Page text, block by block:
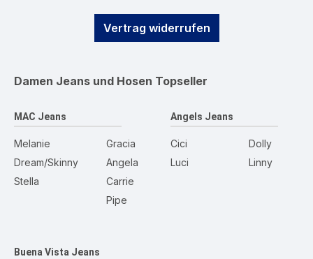
Vertrag widerrufen
Damen Jeans und Hosen Topseller
MAC Jeans
Melanie
Dream/Skinny
Stella
Gracia
Angela
Carrie
Pipe
Angels Jeans
Cici
Luci
Dolly
Linny
Buena Vista Jeans